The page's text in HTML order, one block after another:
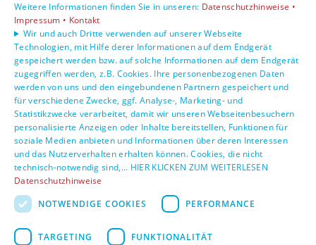
Unsere Bereiche
Privatkunden
Gewerbekunden
Karriere
Unternehmen
Kontakt
Weitere Informationen finden Sie in unseren: Datenschutzhinweise •
Impressum • Kontakt
Wir und auch Dritte verwenden auf unserer Webseite
Technologien, mit Hilfe derer Informationen auf dem Endgerät
gespeichert werden bzw. auf solche Informationen auf dem Endgerät
zugegriffen werden, z.B. Cookies. Ihre personenbezogenen Daten
werden von uns und den eingebundenen Partnern gespeichert und
für verschiedene Zwecke, ggf. Analyse-, Marketing- und
Statistikzwecke verarbeitet, damit wir unseren Webseitenbesuchern
personalisierte Anzeigen oder Inhalte bereitstellen, Funktionen für
soziale Medien anbieten und Informationen über deren Interessen
und das Nutzerverhalten erhalten können. Cookies, die nicht
technisch-notwendig sind,... HIER KLICKEN ZUM WEITERLESEN
Datenschutzhinweise
NOTWENDIGE COOKIES
PERFORMANCE
TARGETING FUNKTIONALITÄT